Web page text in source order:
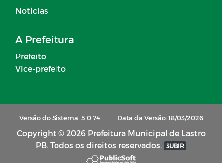
Notícias
A Prefeitura
Prefeito
Vice-prefeito
Versão do Sistema: 5.0.74 Data da Versão: 18/03/2026
Copyright © 2026 Prefeitura Municipal de Lastro
PB. Todos os direitos reservados.
SUBIR